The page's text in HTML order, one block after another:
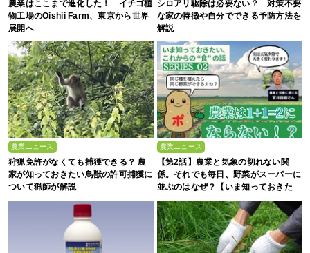
農業はここまで進化した！ イチゴ植
物工場のOishii Farm、東京から世界
展開へ
シロアリ駆除は必要ない？ 対策不要
な家の特徴や自分でできる予防方法を
解説
農業ニュース
狩猟免許がなくても捕獲できる？ 農
家が知っておきたい鳥獣の許可捕獲に
ついて猟師が解説
農業ニュース
【第2話】農業と気象の切れない関
係。それでも毎日、野菜がスーパーに
並ぶのはなぜ？【いま知っておきた